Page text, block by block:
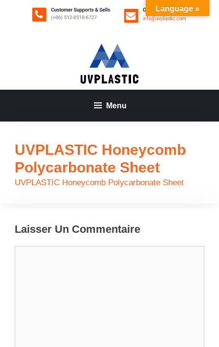
Menu
UVPLASTIC Honeycomb
Polycarbonate Sheet
UVPLASTIC Honeycomb Polycarbonate Sheet
Laisser Un Commentaire
Language »